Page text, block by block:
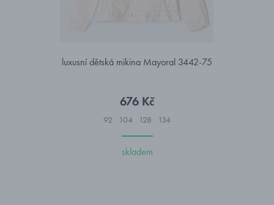
luxusní dětská mikina Mayoral 3442-75
676 Kč
92 104 128 134
skladem